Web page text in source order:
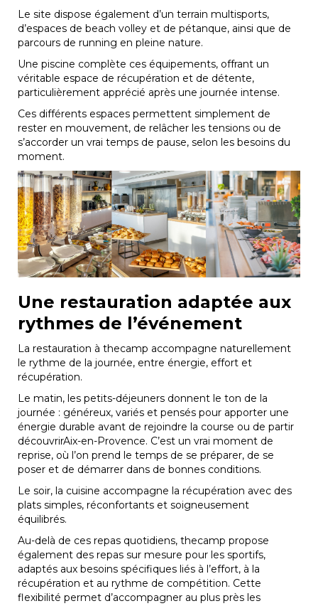
Le site dispose également d’un terrain multisports,
d’espaces de beach volley et de pétanque, ainsi que de
parcours de running en pleine nature.
Une piscine complète ces équipements, offrant un
véritable espace de récupération et de détente,
particulièrement apprécié après une journée intense.
Ces différents espaces permettent simplement de
rester en mouvement, de relâcher les tensions ou de
s’accorder un vrai temps de pause, selon les besoins du
moment.
Une restauration adaptée aux
rythmes de l’événement
La restauration à thecamp accompagne naturellement
le rythme de la journée, entre énergie, effort et
récupération.
Le matin, les petits-déjeuners donnent le ton de la
journée : généreux, variés et pensés pour apporter une
énergie durable avant de rejoindre la course ou de partir
découvrirAix-en-Provence. C’est un vrai moment de
reprise, où l’on prend le temps de se préparer, de se
poser et de démarrer dans de bonnes conditions.
Le soir, la cuisine accompagne la récupération avec des
plats simples, réconfortants et soigneusement
équilibrés.
Au-delà de ces repas quotidiens, thecamp propose
également des repas sur mesure pour les sportifs,
adaptés aux besoins spécifiques liés à l’effort, à la
récupération et au rythme de compétition. Cette
flexibilité permet d’accompagner au plus près les